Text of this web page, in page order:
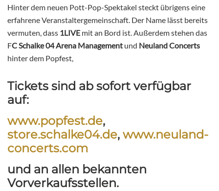
Hinter dem neuen Pott-Pop-Spektakel steckt übrigens eine
erfahrene Veranstaltergemeinschaft. Der Name lässt bereits
vermuten, dass 1LIVE mit an Bord ist. Außerdem stehen das
FC Schalke 04 Arena Management und Neuland Concerts
hinter dem Popfest,
Tickets sind ab sofort verfügbar
auf:
www.popfest.de,
store.schalke04.de, www.neuland-
concerts.com
und an allen bekannten
Vorverkaufsstellen.